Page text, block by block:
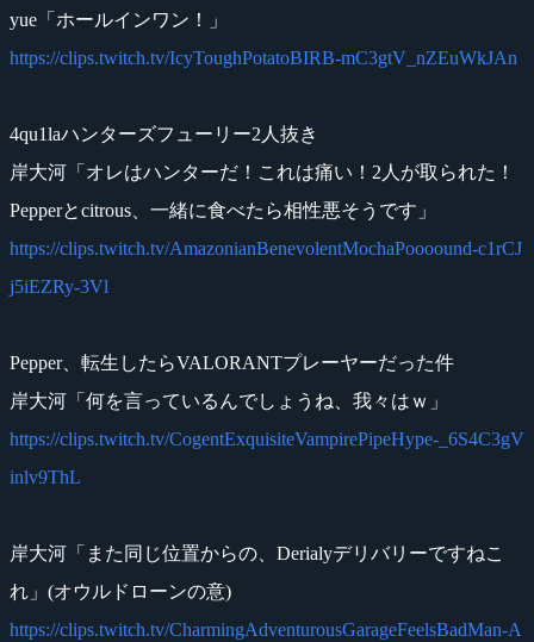
yue「ホールインワン！」
https://clips.twitch.tv/IcyToughPotatoBIRB-mC3gtV_nZEuWkJAn
4qu1laハンターズフューリー2人抜き
岸大河「オレはハンターだ！これは痛い！2人が取られた！
Pepperとcitrous、一緒に食べたら相性悪そうです」
https://clips.twitch.tv/AmazonianBenevolentMochaPoooound-c1rCJ
j5iEZRy-3Vl
Pepper、転生したらVALORANTプレーヤーだった件
岸大河「何を言っているんでしょうね、我々はｗ」
https://clips.twitch.tv/CogentExquisiteVampirePipeHype-_6S4C3gV
inlv9ThL
岸大河「また同じ位置からの、Derialyデリバリーですねこ
れ」(オウルドローンの意)
https://clips.twitch.tv/CharmingAdventurousGarageFeelsBadMan-A